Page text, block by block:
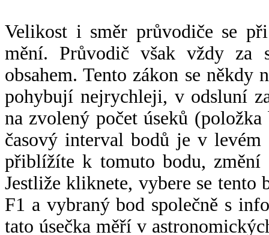
Velikost i směr průvodiče se
mění. Průvodič však vždy za
obsahem. Tento zákon se někdy
pohybují nejrychleji, v odsluní
na zvolený počet úseků
časový interval bodů je v
přiblížíte k tomuto bodu,
Jestliže kliknete, vybere se tento
F1 a vybraný bod společně s
tato úsečka měří v